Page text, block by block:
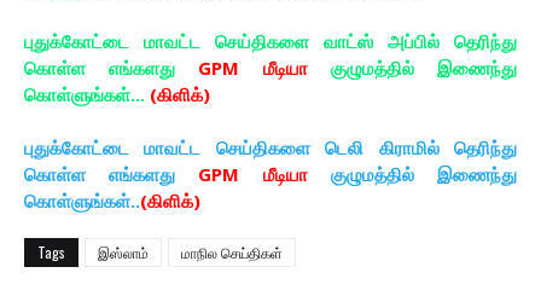
புதுக்கோட்டை மாவட்ட செய்திகளை வாட்ஸ் அப்பில் தெரிந்து
கொள்ள எங்களது GPM மீடியாகுழுமத்தில் இணைந்து
கொள்ளுங்கள்... (கிளிக்)
புதுக்கோட்டை மாவட்ட செய்திகளை டெலி கிராமில் தெரிந்து
கொள்ள எங்களது GPM மீடியாகுழுமத்தில் இணைந்து
கொள்ளுங்கள்..(கிளிக்)
Tags இஸ்லாம் மாநில செய்திகள்